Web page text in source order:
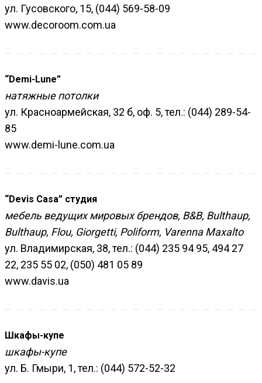
ул. Гусовского, 15, (044) 569-58-09
www.decoroom.com.ua
“Demi-Lune”
натяжные потолки
ул. Красноармейская, 32 б, оф. 5, тел.: (044) 289-54-
85
www.demi-lune.com.ua
“Devis Casa” студия
мебель ведущих мировых брендов, B&B, Bulthaup,
Bulthaup, Flou, Giorgetti, Poliform, Varenna Maxalto
ул. Владимирская, 38, тел.: (044) 235 94 95, 494 27
22, 235 55 02, (050) 481 05 89
www.davis.ua
Шкафы-купе
шкафы-купе
ул. Б. Гмыри, 1, тел.: (044) 572-52-32